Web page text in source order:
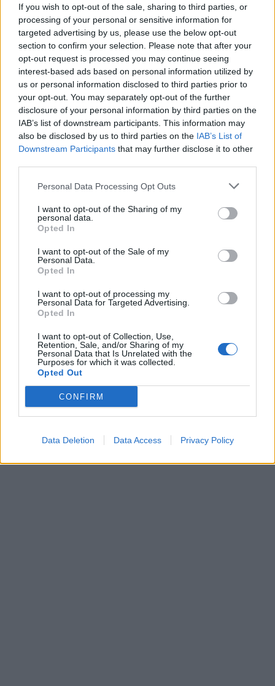
If you wish to opt-out of the sale, sharing to third parties, or
processing of your personal or sensitive information for
targeted advertising by us, please use the below opt-out
section to confirm your selection. Please note that after your
opt-out request is processed you may continue seeing
interest-based ads based on personal information utilized by
us or personal information disclosed to third parties prior to
your opt-out. You may separately opt-out of the further
disclosure of your personal information by third parties on the
IAB’s list of downstream participants. This information may
also be disclosed by us to third parties on the IAB’s List of
Downstream Participants that may further disclose it to other
Personal Data Processing Opt Outs
I want to opt-out of the Sharing of my
personal data.
Opted In
I want to opt-out of the Sale of my
Personal Data.
Opted In
I want to opt-out of processing my
Personal Data for Targeted Advertising.
Opted In
I want to opt-out of Collection, Use,
Retention, Sale, and/or Sharing of my
Personal Data that Is Unrelated with the
Purposes for which it was collected.
Opted Out
CONFIRM
Data Deletion Data Access Privacy Policy
In evidenza